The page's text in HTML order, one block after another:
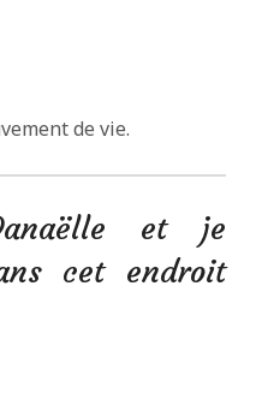
de vie.
et je
cet endroit